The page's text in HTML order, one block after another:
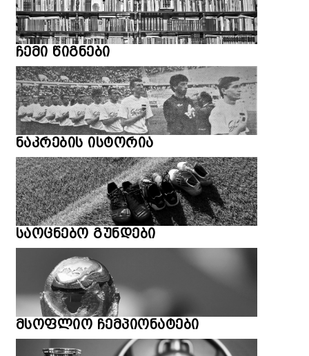
ჩემი წიგნები
ნაკრების ისტორია
საოცნებო გუნდები
მსოფლიო ჩემპიონატები